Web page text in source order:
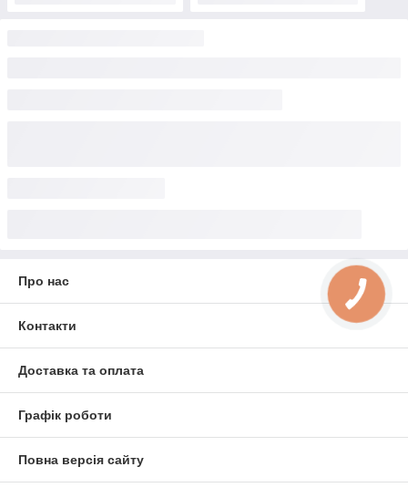
Про нас
Контакти
Доставка та оплата
Графік роботи
Повна версія сайту